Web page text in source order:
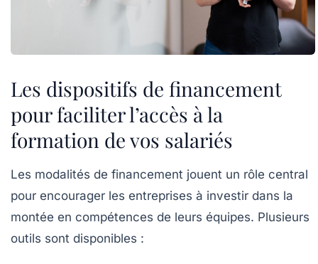
Les dispositifs de financement
pour faciliter l’accès à la
formation de vos salariés
Les modalités de financement jouent un rôle central
pour encourager les entreprises à investir dans la
montée en compétences de leurs équipes. Plusieurs
outils sont disponibles :